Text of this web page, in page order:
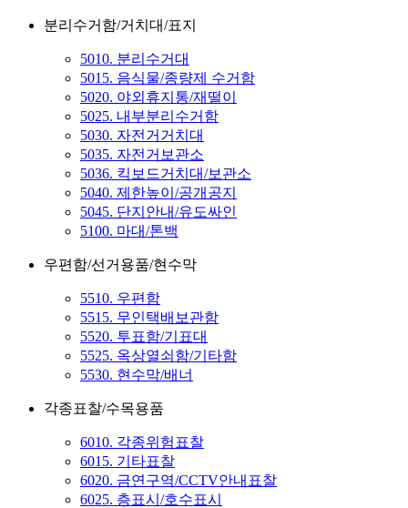
분리수거함/거치대/표지
5010. 분리수거대
5015. 음식물/종량제 수거함
5020. 야외휴지통/재떨이
5025. 내부분리수거함
5030. 자전거거치대
5035. 자전거보관소
5036. 킥보드거치대/보관소
5040. 제한높이/공개공지
5045. 단지안내/유도싸인
5100. 마대/톤백
우편함/선거용품/현수막
5510. 우편함
5515. 무인택배보관함
5520. 투표함/기표대
5525. 옥상열쇠함/기타함
5530. 현수막/배너
각종표찰/수목용품
6010. 각종위험표찰
6015. 기타표찰
6020. 금연구역/CCTV안내표찰
6025. 층표시/호수표시